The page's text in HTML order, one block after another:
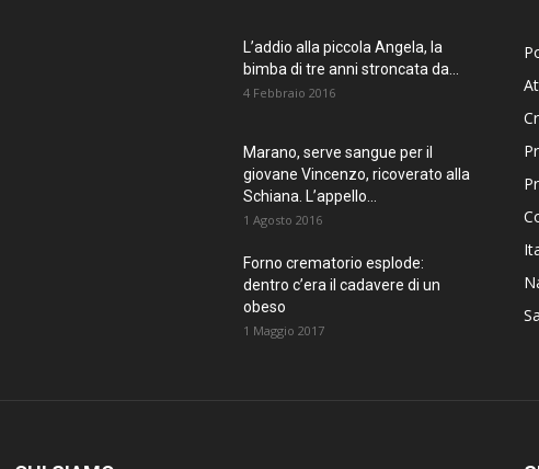
L’addio alla piccola Angela, la
bimba di tre anni stroncata da...
4 Febbraio 2016
Marano, serve sangue per il
giovane Vincenzo, ricoverato alla
Schiana. L’appello...
1 Agosto 2016
Forno crematorio esplode:
dentro c’era il cadavere di un
obeso
1 Maggio 2017